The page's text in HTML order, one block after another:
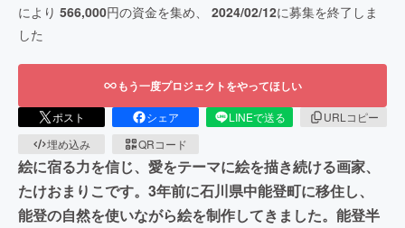
により 566,000円の資金を集め、 2024/02/12に募集を終了しま
した
もう一度プロジェクトをやってほしい
ポスト シェア LINEで送る
URLコピー
埋め込み
QRコード
絵に宿る力を信じ、愛をテーマに絵を描き続ける画家、
たけおまりこです。3年前に石川県中能登町に移住し、
能登の自然を使いながら絵を制作してきました。能登半